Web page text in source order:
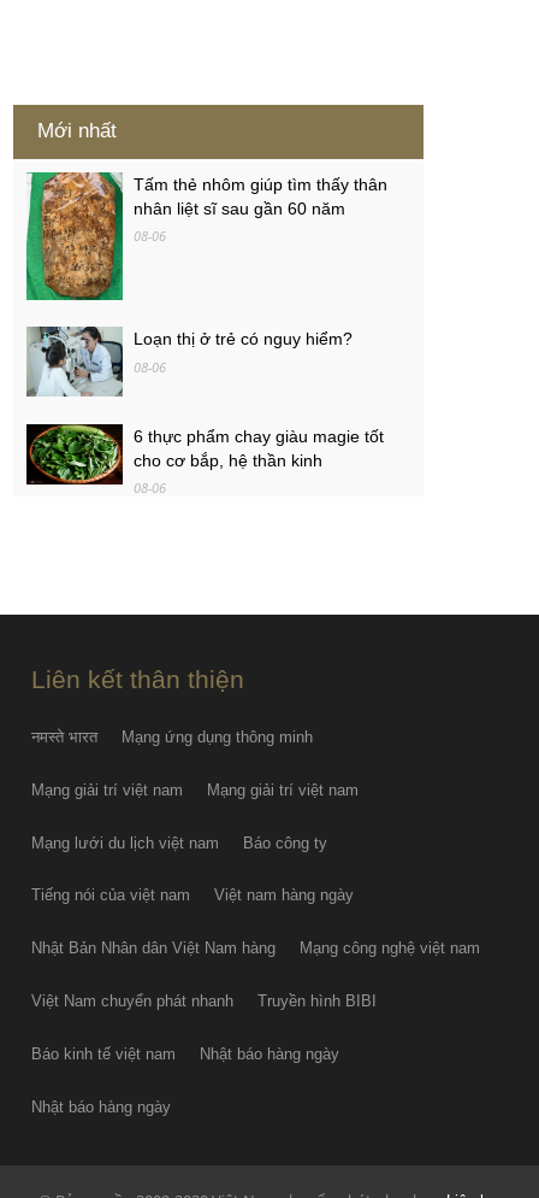
Mới nhất
Tấm thẻ nhôm giúp tìm thấy thân
nhân liệt sĩ sau gần 60 năm
08-06
Loạn thị ở trẻ có nguy hiểm?
08-06
6 thực phẩm chay giàu magie tốt
cho cơ bắp, hệ thần kinh
08-06
Liên kết thân thiện
नमस्ते भारत Mạng ứng dụng thông minh
Mạng giải trí việt nam Mạng giải trí việt nam
Mạng lưới du lịch việt nam Báo công ty
Tiếng nói của việt nam Việt nam hàng ngày
Nhật Bản Nhân dân Việt Nam hàng Mạng công nghệ việt nam
Việt Nam chuyển phát nhanh Truyền hình BIBI
Báo kinh tế việt nam Nhật báo hàng ngày
Nhật báo hàng ngày